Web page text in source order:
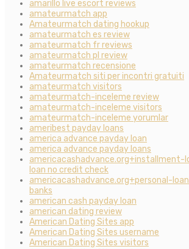
amarillo live escort reviews
amateurmatch app
Amateurmatch dating hookup
amateurmatch es review
amateurmatch fr reviews
amateurmatch pl review
amateurmatch recensione
Amateurmatch siti per incontri gratuiti
amateurmatch visitors
amateurmatch-inceleme review
amateurmatch-inceleme visitors
amateurmatch-inceleme yorumlar
ameribest payday loans
america advance payday loan
america advance payday loans
americacashadvance.org+installment-
loan no credit check
americacashadvance.org+personal-
banks
american cash payday loan
american dating review
American Dating Sites app
American Dating Sites username
American Dating Sites visitors